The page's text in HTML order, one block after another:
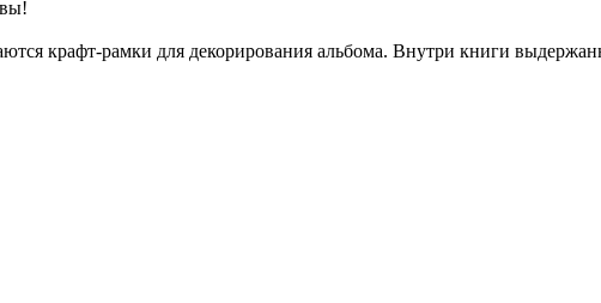
крафт-рамки для декорирования альбома. Внутри книги